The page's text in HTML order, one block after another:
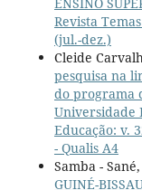
ENSINO
Revista
(jul.-dez.)
Cleide
pesquisa na
do programa
Universidade
Educação: v.
- Qualis A4
Samba - Sané,
GUINÉ-